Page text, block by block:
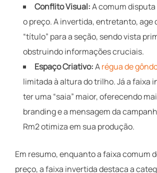
Conflito Visual:A comum
o preço. A invertida, entretanto, age
“título” para a seção, sendo vista
obstruindo informações cruciais.
Espaço Criativo:Arégua de
limitada à altura do trilho. Já a faixa
ter uma “saia” maior, oferecendo
branding e a mensagem da
Rm2 otimiza em sua produção.
Em resumo, enquanto a faixa comum
preço, a faixa invertida destaca a